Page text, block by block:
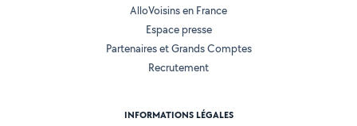
AlloVoisins en France
Espace presse
Partenaires et Grands Comptes
Recrutement
INFORMATIONS LÉGALES